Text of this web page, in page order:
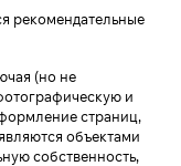
рекомендательные
(но не
и
страниц,
объектами
собственность,